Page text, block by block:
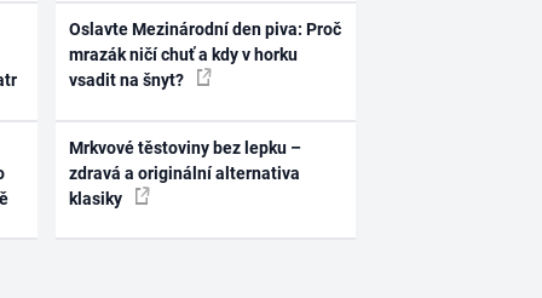
Oslavte Mezinárodní den piva: Proč
mrazák ničí chuť a kdy v horku
vsadit na šnyt?
Mrkvové těstoviny bez lepku –
zdravá a originální alternativa
klasiky